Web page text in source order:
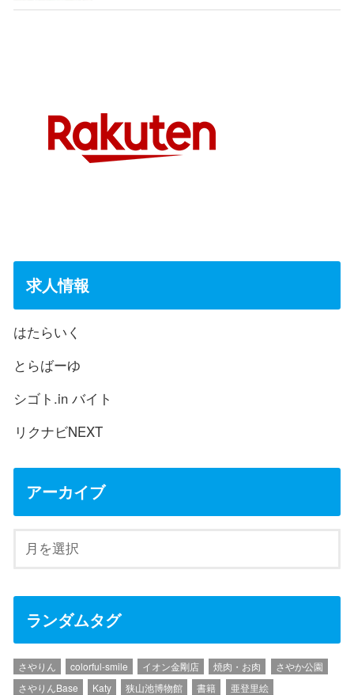
求人情報
はたらいく
とらばーゆ
シゴト.in バイト
リクナビNEXT
アーカイブ
ランダムタグ
さやりん colorful-smile イオン金剛店 焼肉・お肉
さやか公園
さやりんBase
Katy 狭山池博物館 書籍
亜登里絵